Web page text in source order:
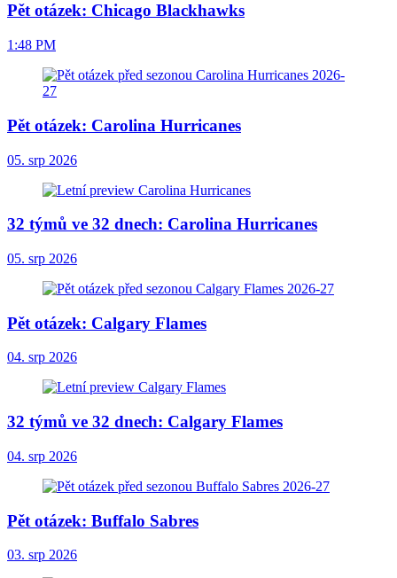
Pět otázek: Chicago Blackhawks
1:48 PM
Pět otázek: Carolina Hurricanes
05. srp 2026
32 týmů ve 32 dnech: Carolina Hurricanes
05. srp 2026
Pět otázek: Calgary Flames
04. srp 2026
32 týmů ve 32 dnech: Calgary Flames
04. srp 2026
Pět otázek: Buffalo Sabres
03. srp 2026